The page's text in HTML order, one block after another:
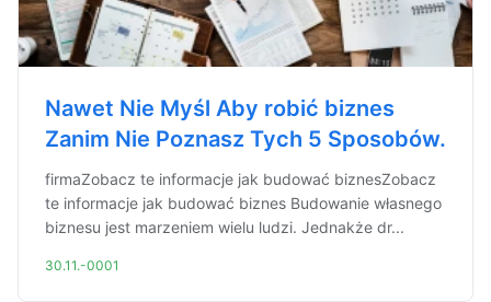
Nawet Nie Myśl Aby robić biznes
Zanim Nie Poznasz Tych 5 Sposobów.
firmaZobacz te informacje jak budować biznesZobacz
te informacje jak budować biznes Budowanie własnego
biznesu jest marzeniem wielu ludzi. Jednakże dr...
30.11.-0001